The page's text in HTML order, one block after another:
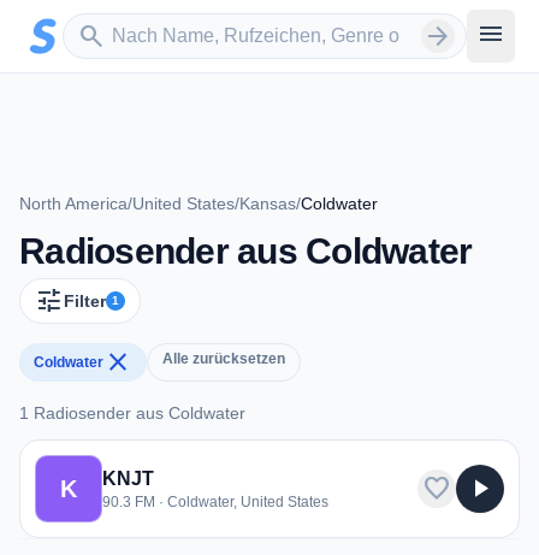
Zum Hauptinhalt springen
search
Sender suchen arrow_forward menu
North America/United States/Kansas/Coldwater
Radiosender aus Coldwater
tune Filter 1
Coldwater close Alle zurücksetzen
1 Radiosender aus Coldwater
1 Radiosender aus Coldwater
K KNJT
90.3 FM · Coldwater, United States favorite play_arrow